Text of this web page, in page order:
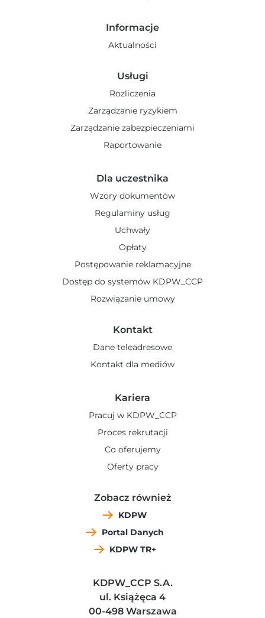
Informacje
Aktualności
Usługi
Rozliczenia
Zarządzanie ryzykiem
Zarządzanie zabezpieczeniami
Raportowanie
Dla uczestnika
Wzory dokumentów
Regulaminy usług
Uchwały
Opłaty
Postępowanie reklamacyjne
Dostęp do systemów KDPW_CCP
Rozwiązanie umowy
Kontakt
Dane teleadresowe
Kontakt dla mediów
Kariera
Pracuj w KDPW_CCP
Proces rekrutacji
Co oferujemy
Oferty pracy
Zobacz również
KDPW
Portal Danych
KDPW TR+
KDPW_CCP S.A.
ul. Książęca 4
00-498 Warszawa